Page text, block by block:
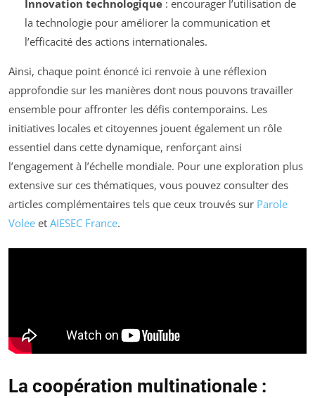
Innovation technologique: encourager l’utilisation de
la technologie pour améliorer la communication et
l’efficacité des actions internationales.
Ainsi, chaque point énoncé ici renvoie à une réflexion
approfondie sur les manières dont nous pouvons travailler
ensemble pour affronter les défis contemporains. Les
initiatives locales et citoyennes jouent également un rôle
essentiel dans cette dynamique, renforçant ainsi
l’engagement à l’échelle mondiale. Pour une exploration plus
extensive sur ces thématiques, vous pouvez consulter des
articles complémentaires tels que ceux trouvés sur Parole
Volee et AIESEC France.
La coopération multinationale :